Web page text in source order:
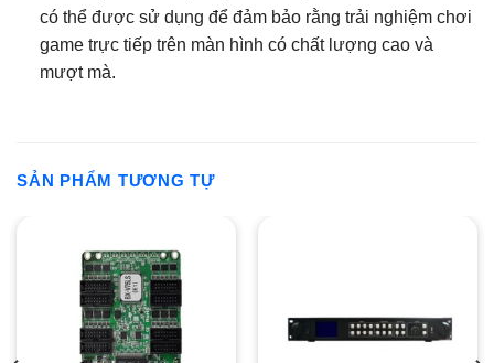
có thể được sử dụng để đảm bảo rằng trải nghiệm chơi
game trực tiếp trên màn hình có chất lượng cao và
mượt mà.
SẢN PHẨM TƯƠNG TỰ